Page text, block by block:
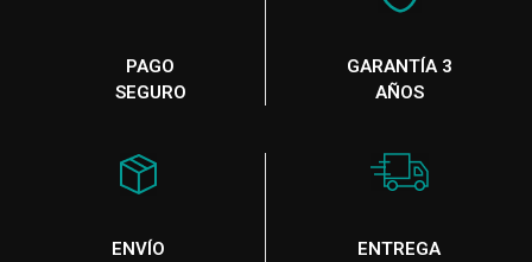
ENVÍO
PAGO
SEGURO
ENTREGA
GARANTÍA 3
AÑOS